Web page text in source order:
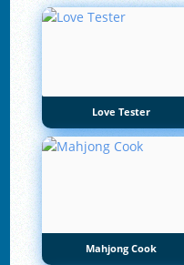
Love Tester
Mahjong Cook